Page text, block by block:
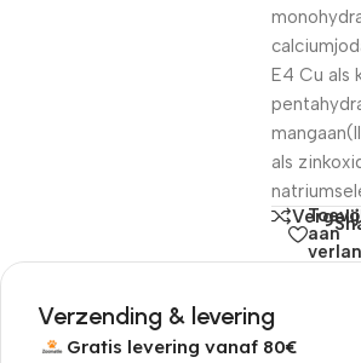
E4 Cu als
als
aan
Verzending & levering
Gratis levering vanaf 80€